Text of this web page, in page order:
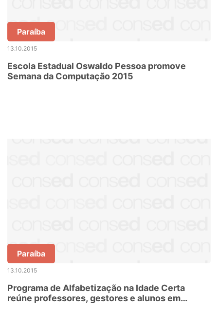
Paraíba
13.10.2015
Escola Estadual Oswaldo Pessoa promove
Semana da Computação 2015
Paraíba
13.10.2015
Programa de Alfabetização na Idade Certa
reúne professores, gestores e alunos em